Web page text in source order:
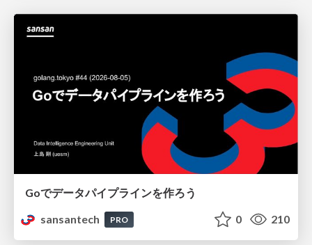
Goでデータパイプラインを作ろう
sansantech
PRO 0 210